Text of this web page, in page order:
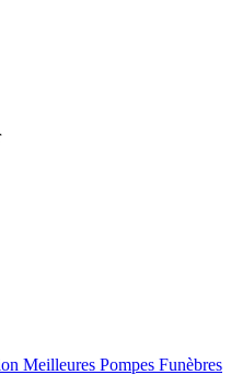
Meilleures Pompes Funèbres